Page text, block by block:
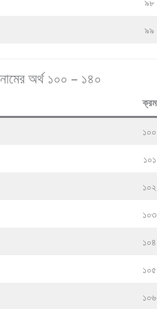
৯৯
নামের অর্থ ১০০ – ১৪০
ক্রম
১০০
১০১
১০২
১০৩
১০৪
১০৫
১০৬